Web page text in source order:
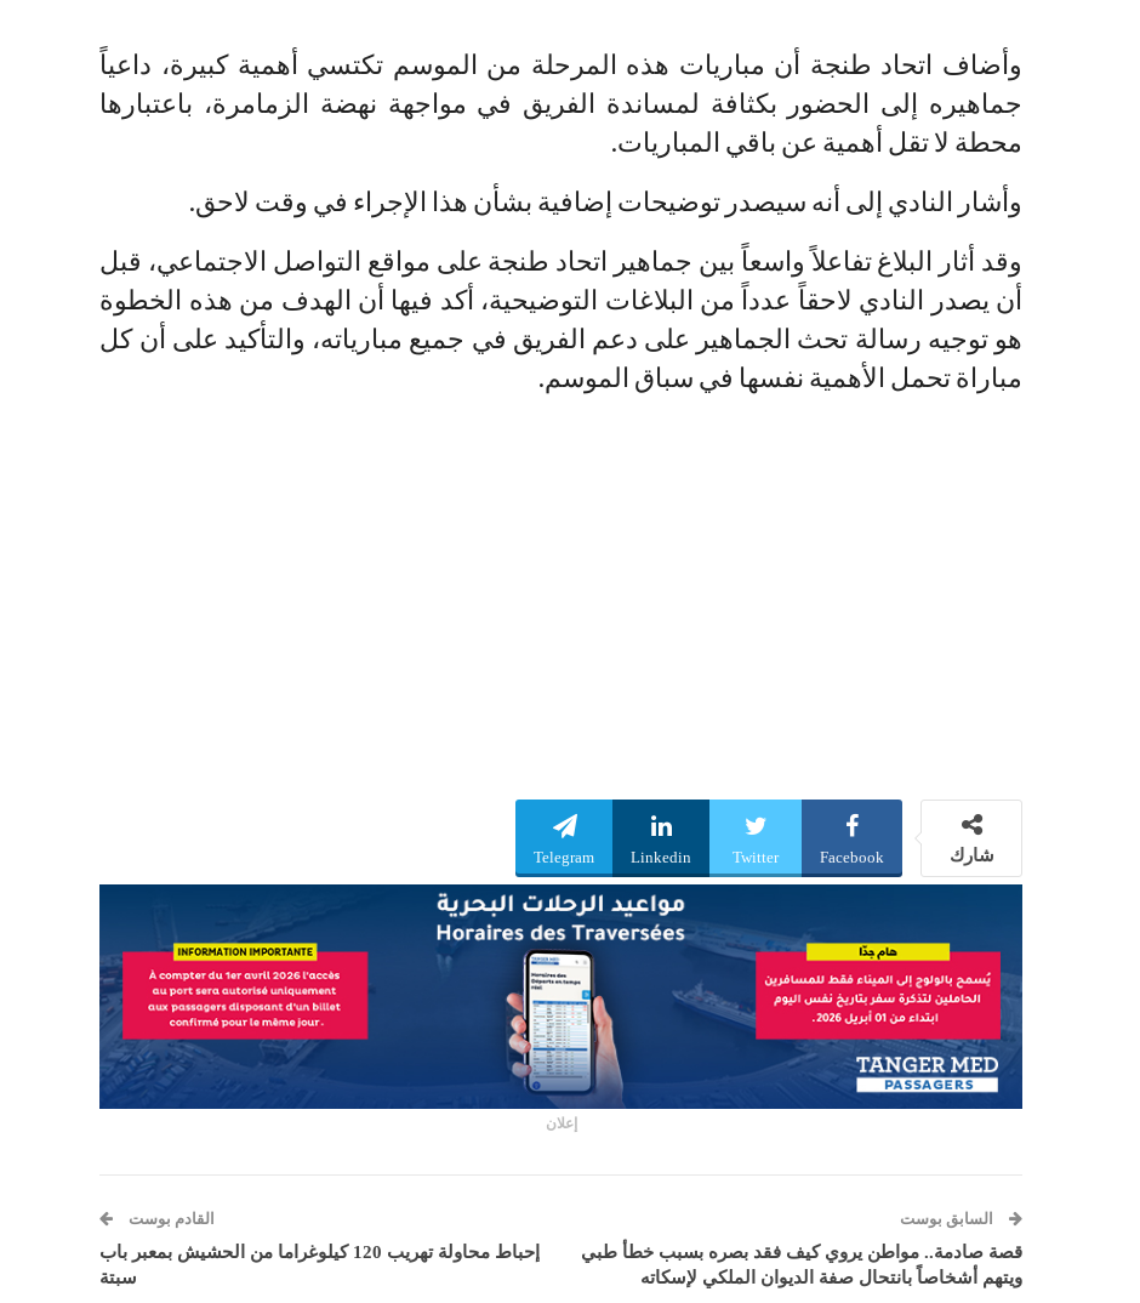
وأضاف اتحاد طنجة أن مباريات هذه المرحلة من الموسم تكتسي أهمية كبيرة، داعياً
جماهيره إلى الحضور بكثافة لمساندة الفريق في مواجهة نهضة الزمامرة، باعتبارها
محطة لا تقل أهمية عن باقي المباريات.
وأشار النادي إلى أنه سيصدر توضيحات إضافية بشأن هذا الإجراء في وقت لاحق.
وقد أثار البلاغ تفاعلاً واسعاً بين جماهير اتحاد طنجة على مواقع التواصل الاجتماعي، قبل
أن يصدر النادي لاحقاً عدداً من البلاغات التوضيحية، أكد فيها أن الهدف من هذه الخطوة
هو توجيه رسالة تحث الجماهير على دعم الفريق في جميع مبارياته، والتأكيد على أن كل
مباراة تحمل الأهمية نفسها في سباق الموسم.
شارك Facebook
Twitter
Linkedin
Telegram
إعلان
السابق بوست
قصة صادمة.. مواطن يروي كيف فقد بصره بسبب خطأ طبي
ويتهم أشخاصاً بانتحال صفة الديوان الملكي لإسكاته
القادم بوست
إحباط محاولة تهريب 120 كيلوغراما من الحشيش بمعبر باب
سبتة